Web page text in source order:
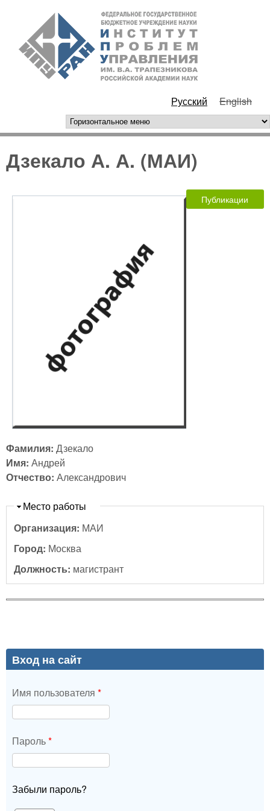
Перейти к основному
содержанию
РАН
Русский English
горизонтальное меню
Дзекало А. А. (МАИ)
Публикации
Фамилия: Дзекало
Имя: Андрей
Отчество: Александрович
Скрыть
Место работы
Организация: МАИ
Город: Москва
Должность: магистрант
Вход на сайт
Имя пользователя *
Пароль*
Забыли пароль?